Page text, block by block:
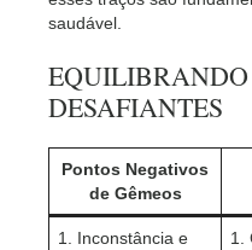
saudável.
EQUILIBRANDO
DESAFIANTES
Pontos Negativos
de Gêmeos
1. Inconstância e
1.